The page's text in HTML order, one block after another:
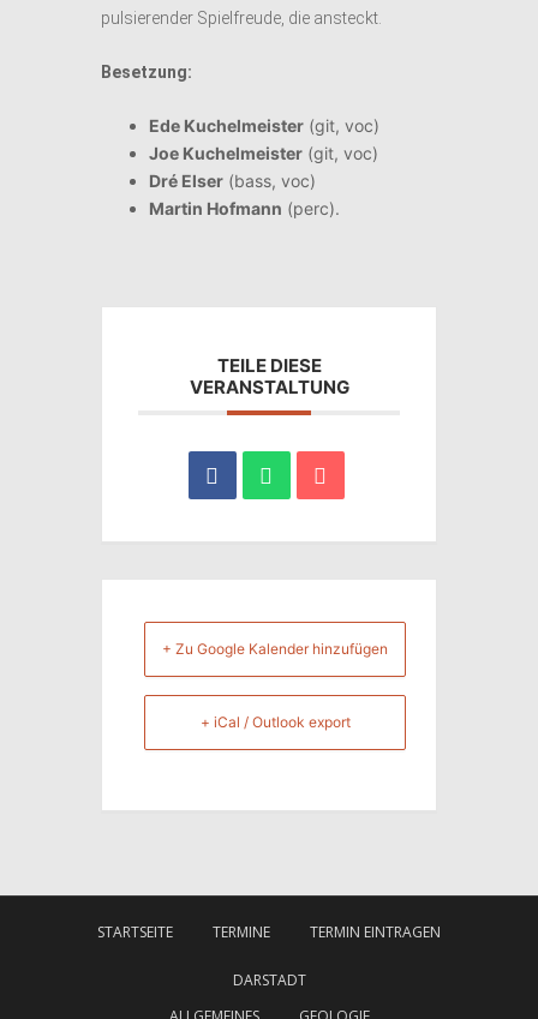
pulsierender Spielfreude, die ansteckt.
Besetzung:
Ede Kuchelmeister (git, voc)
Joe Kuchelmeister (git, voc)
Dré Elser (bass, voc)
Martin Hofmann (perc).
TEILE DIESE
VERANSTALTUNG
+ Zu Google Kalender hinzufügen
+ iCal / Outlook export
STARTSEITE TERMINE TERMIN EINTRAGEN
DARSTADT